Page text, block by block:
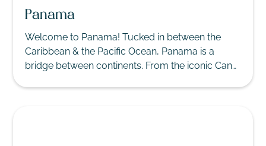
Panama
Welcome to Panama! Tucked in between the
Caribbean & the Pacific Ocean, Panama is a
bridge between continents. From the iconic Canal